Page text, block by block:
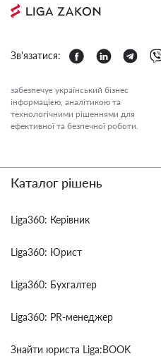
Зв'язатися:
забезпечує український бізнес
інформацією, аналітикою та
технологічними рішеннями для
ефективної та безпечної роботи.
Каталог рішень
Liga360: Керівник
Liga360: Юрист
Liga360: Бухгалтер
Liga360: PR-менеджер
Знайти юриста Liga:BOOK